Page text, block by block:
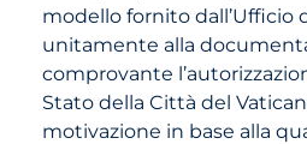
modello fornito dall’Ufficio
unitamente alla
comprovante
Stato della Città del
motivazione in base alla